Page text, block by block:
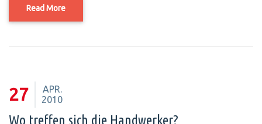
Read More
27
APR.
2010
Wo treffen sich die Handwerker?